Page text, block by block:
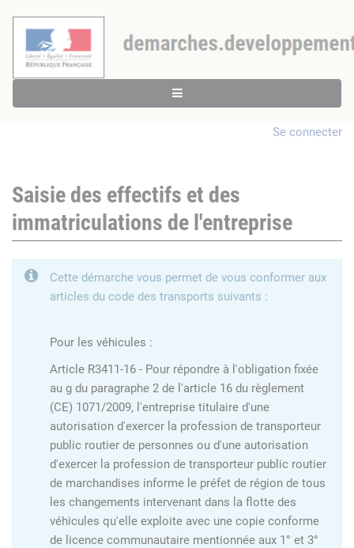
Se connecter
Saisie des effectifs et des
immatriculations de l'entreprise
Cette démarche vous permet de vous conformer aux
articles du code des transports suivants :
Pour les véhicules :
Article R3411-16 - Pour répondre à l'obligation fixée
au g du paragraphe 2 de l'article 16 du règlement
(CE) 1071/2009, l'entreprise titulaire d'une
autorisation d'exercer la profession de transporteur
public routier de personnes ou d'une autorisation
d'exercer la profession de transporteur public routier
de marchandises informe le préfet de région de tous
les changements intervenant dans la flotte des
véhicules qu'elle exploite avec une copie conforme
de licence communautaire mentionnée aux 1° et 3°